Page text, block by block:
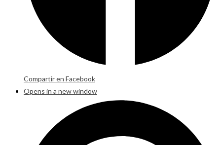
Compartir en Facebook
Opens in a new window